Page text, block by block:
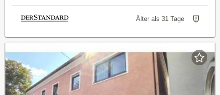
Älter als 31 Tage